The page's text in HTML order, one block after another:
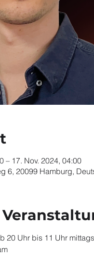
– 17. Nov. 2024, 04:00
6, 20099 Hamburg,
20 Uhr bis 11 Uhr